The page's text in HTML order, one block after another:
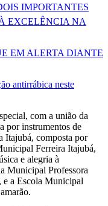
IMPORTANTES
EXCELÊNCIA NA
EM ALERTA DIANTE
antirrábica neste
com a união da
por instrumentos de
Itajubá, composta por
Ferreira Itajubá,
e alegria à
Municipal Professora
e a Escola Municipal